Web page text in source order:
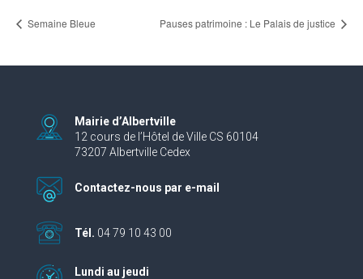
Semaine Bleue Pauses patrimoine : Le Palais de justice
Mairie d’Albertville
12 cours de l’Hôtel de Ville CS 60104
73207 Albertville Cedex
Contactez-nous par e-mail
Tél. 04 79 10 43 00
Lundi au jeudi